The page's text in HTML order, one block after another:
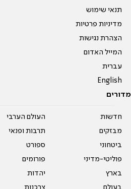
תנאי שימוש
מדיניות פרטיות
הצהרת נגישות
המייל האדום
עברית
English
מדורים
חדשות
מבזקים
ביטחוני
פוליטי-מדיני
בארץ
בעולם
העולם הערבי
תרבות ופנאי
ספורט
פורומים
יהדות
צרכנות